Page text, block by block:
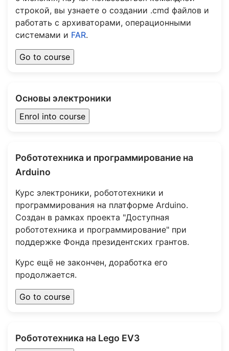
строкой, вы узнаете о создании .cmd файлов и
работать с архиваторами, операционными
системами и FAR.
Основы электроники
Робототехника и программирование на
Arduino
Курс электроники, робототехники и
программирования на платформе Arduino.
Создан в рамках проекта "Доступная
робототехника и программирование" при
поддержке Фонда президентских грантов.
Курс ещё не закончен, доработка его
продолжается.
Робототехника на Lego EV3